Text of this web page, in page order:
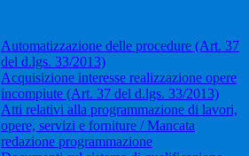
Automatizzazione delle procedure (Art. 37
del d.lgs. 33/2013)
Acquisizione interesse realizzazione opere
incompiute (Art. 37 del d.lgs. 33/2013)
Atti relativi alla programmazione di lavori,
opere, servizi e forniture / Mancata
redazione programmazione